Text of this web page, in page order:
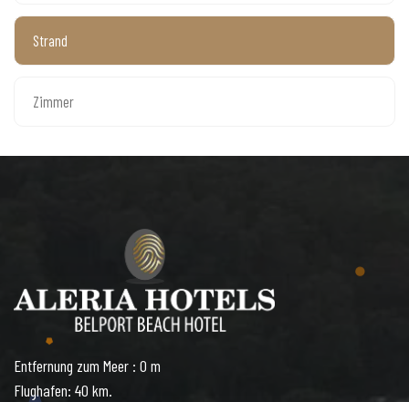
Strand
Zimmer
Entfernung zum Meer : 0 m
Flughafen: 40 km.